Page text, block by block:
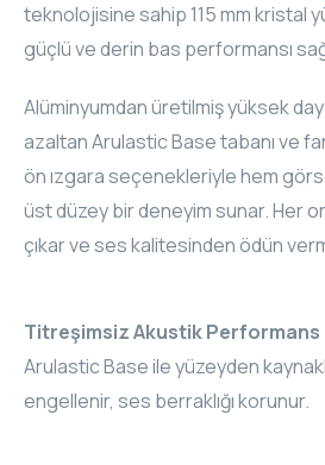
INSPINIA
ELAC
CORE
CORE
teknolojisine sahip 115 mm kristal
güçlü ve derin bas performansı
Alüminyumdan üretilmiş yüksek
azaltan Arulastic Base tabanı ve
ön ızgara seçenekleriyle hem
üst düzey bir deneyim sunar. Her
çıkar ve ses kalitesinden ödün
Titreşimsiz Akustik Performans
Arulastic Base ile yüzeyden
engellenir, ses berraklığı korunur.